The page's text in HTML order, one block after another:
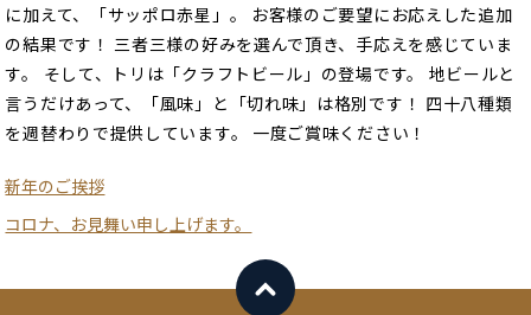
に加えて、「サッポロ赤星」。 お客様のご要望にお応えした追加
の結果です！ 三者三様の好みを選んで頂き、手応えを感じていま
す。 そして、トリは「クラフトビール」の登場です。 地ビールと
言うだけあって、「風味」と「切れ味」は格別です！ 四十八種類
を週替わりで提供しています。 一度ご賞味ください！
新年のご挨拶
コロナ、お見舞い申し上げます。